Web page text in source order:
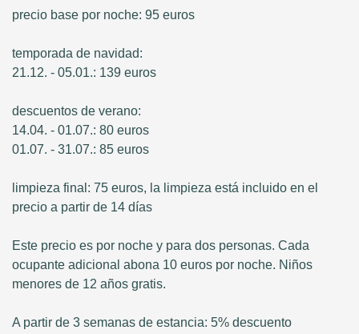
precio base por noche: 95 euros
temporada de navidad:
21.12. - 05.01.: 139 euros
descuentos de verano:
14.04. - 01.07.: 80 euros
01.07. - 31.07.: 85 euros
limpieza final: 75 euros, la limpieza está incluido en el
precio a partir de 14 días
Este precio es por noche y para dos personas. Cada
ocupante adicional abona 10 euros por noche. Niños
menores de 12 años gratis.
A partir de 3 semanas de estancia: 5% descuento